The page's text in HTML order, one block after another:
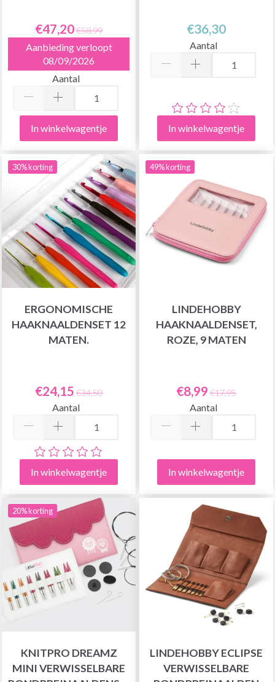
€47,20€58,99
Aanbieding verloopt
08/09/2026
Aantal
In winkelwagentje
€36,30
Aantal
In winkelwagentje
30% korting
ERGONOMISCHE
HAAKNAALDENSET 12
MATEN.
€24,15 €34,50
Aantal
In winkelwagentje
49% korting
LINDEHOBBY
HAAKNAALDENSET,
ROZE, 9 MATEN
€8,99 €17,95
Aantal
In winkelwagentje
20% korting
KNITPRO DREAMZ
MINI VERWISSELBARE
LINDEHOBBY ECLIPSE
VERWISSELBARE